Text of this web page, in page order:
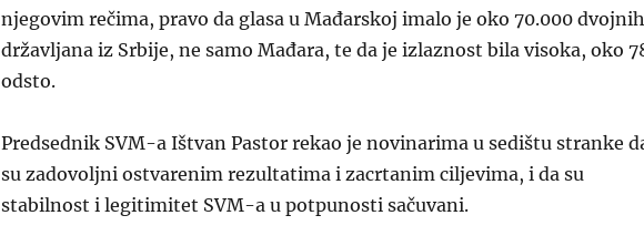
njegovim rečima, pravo da glasa u Mađarskoj imalo je oko 70.000 dvojnih
državljana iz Srbije, ne samo Mađara, te da je izlaznost bila visoka, oko
odsto.
Predsednik SVM-a Ištvan Pastor rekao je novinarima u sedištu stranke
su zadovoljni ostvarenim rezultatima i zacrtanim ciljevima, i da su
stabilnost i legitimitet SVM-a u potpunosti sačuvani.